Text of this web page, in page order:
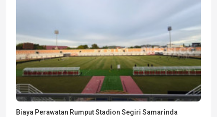
Biaya Perawatan Rumput Stadion Segiri Samarinda